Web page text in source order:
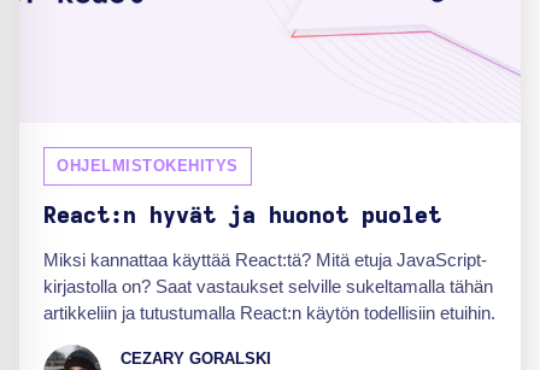
OHJELMISTOKEHITYS
React:n hyvät ja huonot puolet
Miksi kannattaa käyttää React:tä? Mitä etuja JavaScript-
kirjastolla on? Saat vastaukset selville sukeltamalla tähän
artikkeliin ja tutustumalla React:n käytön todellisiin etuihin.
CEZARY GORALSKI